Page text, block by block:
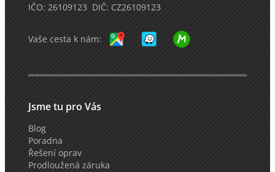
IČO: 26109123 DIČ: CZ26109123
Vaše cesta k nám:
Jsme tu pro Vás
Blog
Poradna
Řešení oprav
Prodloužená záruka